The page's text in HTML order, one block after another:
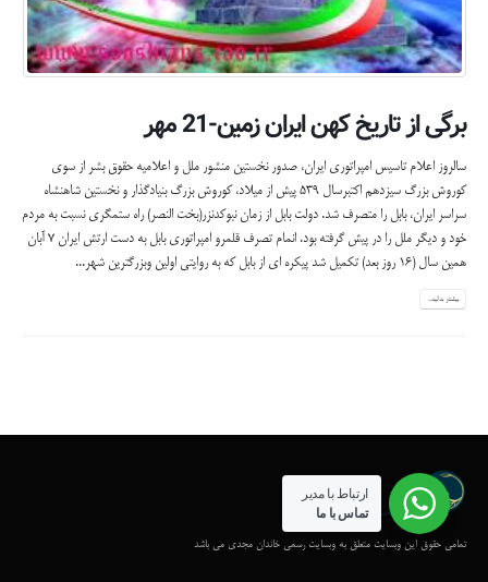
برگی از تاریخ کهن ایران زمین-21 مهر
سالروز اعلام تاسيس امپراتوری ايران، صدور نخستين منشور ملل و اعلاميه حقوق بشر از سوي
كوروش بزرگ سيزدهم اكتبرسال 539 پيش از ميلاد، كوروش بزرگ بنيادگذار و نخستين شاهنشاه
سراسر ایران، بابل را متصرف شد. دولت بابل از زمان نبوكدنزر(بخت النصر) راه ستمگري نسبت به مردم
خود و ديگر ملل را در پيش گرفته بود. انمام تصرف قلمرو امپراتوري بابل به دست ارتش ايران 7 آبان
همين سال (16 روز بعد) تکميل شد
پیکره ای از بابل که به روایتی اولین وبزرگترین شهر...
بیشتر بدانید...
تمامی حقوق این وبسایت متعلق به وبسایت رسمی خاندان مجدی می باشد
ارتباط با مدیر
تماس با ما